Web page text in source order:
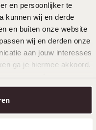
en persoonlijker te
kunnen wij en derde
en buiten onze website
wij en derden onze
aan jouw interesses
ga je hiermee akkoord.
tevreden